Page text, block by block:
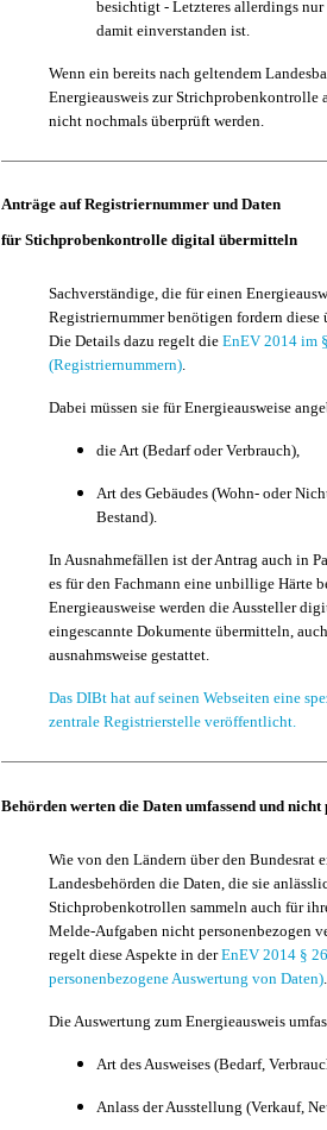
besichtigt - Letzteres allerdings
damit einverstanden ist.
Wenn ein bereits nach geltendem
Energieausweis zur Strichprobenkontrolle
nicht nochmals überprüft werden.
Anträge auf Registriernummer und Daten
für Stichprobenkontrolle digital übermitteln
Sachverständige, die für einen
Registriernummer benötigen fordern diese
Die Details dazu regelt die EnEV 2014 im
(Registriernummern).
Dabei müssen sie für Energieausweise
die Art (Bedarf oder Verbrauch),
Art des Gebäudes (Wohn- oder
Bestand).
In Ausnahmefällen ist der Antrag auch in
es für den Fachmann eine unbillige Härte
Energieausweise werden die Aussteller
eingescannte Dokumente übermitteln,
ausnahmsweise gestattet.
Das DIBt hat auf seinen Webseiten eine
zentrale Registrierstelle veröffentlicht.
Behörden werten die Daten umfassend und nicht
Wie von den Ländern über den Bundesrat
Landesbehörden die Daten, die sie
Stichprobenkotrollen sammeln auch für
Melde-Aufgaben nicht personenbezogen
regelt diese Aspekte in derEnEV 2014 §
personenbezogene Auswertung von Daten).
Die Auswertung zum Energieausweis
Art des Ausweises (Bedarf,
Anlass der Ausstellung (Verkauf,